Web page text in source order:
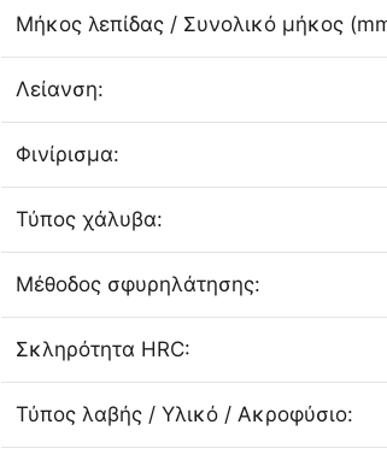
Μήκος λεπίδας / Συνολικό μήκος
Λείανση:
Φινίρισμα:
Τύπος χάλυβα:
Μέθοδος σφυρηλάτησης:
Σκληρότητα HRC:
Τύπος λαβής / Υλικό / Ακροφύσιο: